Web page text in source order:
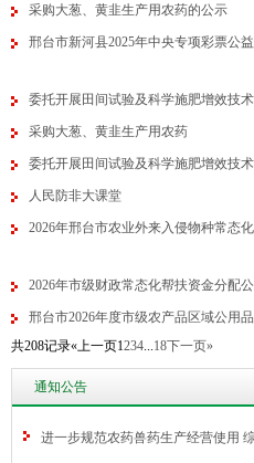
采购大葱、黄韭生产用农药的公示
邢台市新河县2025年中央专项彩票公
委托开展田间试验及科学施肥增效技
采购大葱、黄韭生产用农药
委托开展田间试验及科学施肥增效技
人民防非大课堂
2026年邢台市农业外来入侵物种常态
2026年市级财政常态化帮扶资金分配
邢台市2026年度市级农产品区域公用
共208记录«上一页1234 18下一页»
通知公告
进一步规范农药兽药生产经营使用